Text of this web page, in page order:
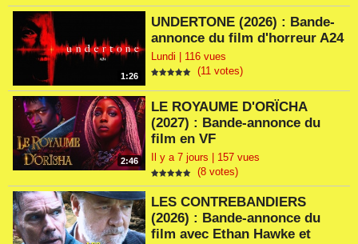
1:26
UNDERTONE (2026) : Bande-
annonce du film d'horreur A24
Lundi | 116 vues
(11 votes)
2:46
LE ROYAUME D'ORÏCHA
(2027) : Bande-annonce du
film en VF
Il y a 7 jours | 157 vues
(8 votes)
LES CONTREBANDIERS
(2026) : Bande-annonce du
film avec Ethan Hawke et